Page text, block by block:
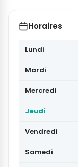
Horaires
Lundi
Mardi
Mercredi
Jeudi
Vendredi
Samedi